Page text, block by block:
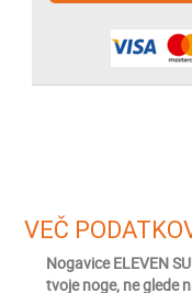
VEČ
Nogavice ELEVEN
tvoje noge, ne glede